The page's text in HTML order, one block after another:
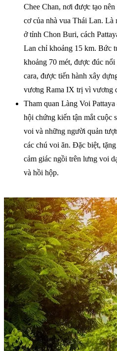
Chee Chan, nơi được tạo
cơ của nhà vua Thái Lan. Là
ở tỉnh Chon Buri, cách
Lan chỉ khoảng 15 km. Bức
khoảng 70 mét, được đúc
cara, được tiến hành xây
vương Rama IX trị vì vương
Tham quan Làng Voi
hội chứng kiến tận mắt cuộc
voi và những người quản
các chú voi ăn. Đặc biệt,
cảm giác ngồi trên lưng voi
và hồi hộp.